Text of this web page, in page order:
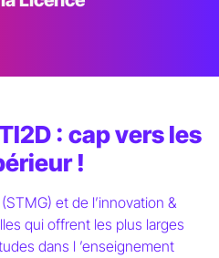
: cap vers les
!
et de l’innovation &
qui offrent les plus larges
dans l ’enseignement